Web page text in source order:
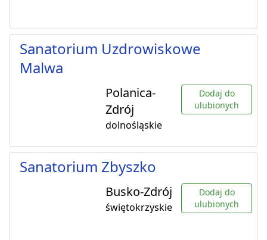
Sanatorium Uzdrowiskowe
Malwa
Polanica-
Zdrój
dolnośląskie
Dodaj do
ulubionych
Sanatorium Zbyszko
Busko-Zdrój
świętokrzyskie
Dodaj do
ulubionych